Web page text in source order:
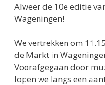
Alweer de 10e editie
Wageningen!
We vertrekken om
de Markt in
Voorafgegaan door
lopen we langs een